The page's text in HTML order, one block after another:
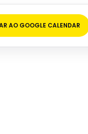
AO GOOGLE CALENDAR